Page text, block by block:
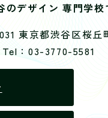
のデザイン 専門学校
東京都渋谷区桜丘
Tel：03-3770-5581